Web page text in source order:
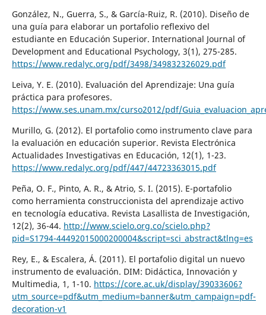
González, N., Guerra, S., & García-Ruiz, R. (2010). Diseño de
una guía para elaborar un portafolio reflexivo del
estudiante en Educación Superior. International Journal of
Development and Educational Psychology, 3(1), 275-285.
https://www.redalyc.org/pdf/3498/349832326029.pdf
Leiva, Y. E. (2010). Evaluación del Aprendizaje: Una guía
práctica para profesores.
https://www.ses.unam.mx/curso2012/pdf/
Murillo, G. (2012). El portafolio como instrumento clave para
la evaluación en educación superior. Revista Electrónica
Actualidades Investigativas en Educación, 12(1), 1-23.
https://www.redalyc.org/pdf/447/44723363015.pdf
Peña, O. F., Pinto, A. R., & Atrio, S. I. (2015). E-portafolio
como herramienta construccionista del aprendizaje activo
en tecnología educativa. Revista Lasallista de Investigación,
12(2), 36-44. http://www.scielo.org.co/scielo.php?
pid=S1794-44492015000200004&script=sci_abstract&tlng=es
Rey, E., & Escalera, Á. (2011). El portafolio digital un nuevo
instrumento de evaluación. DIM: Didáctica, Innovación y
Multimedia, 1, 1-10. https://core.ac.uk/display/39033606?
utm_source=pdf&utm_medium=banner&utm_campaign=pdf-
decoration-v1